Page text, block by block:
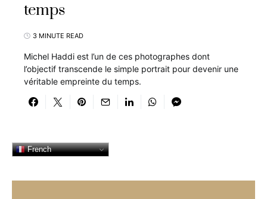
temps
3 MINUTE READ
Michel Haddi est l’un de ces photographes dont
l’objectif transcende le simple portrait pour devenir une
véritable empreinte du temps.
French